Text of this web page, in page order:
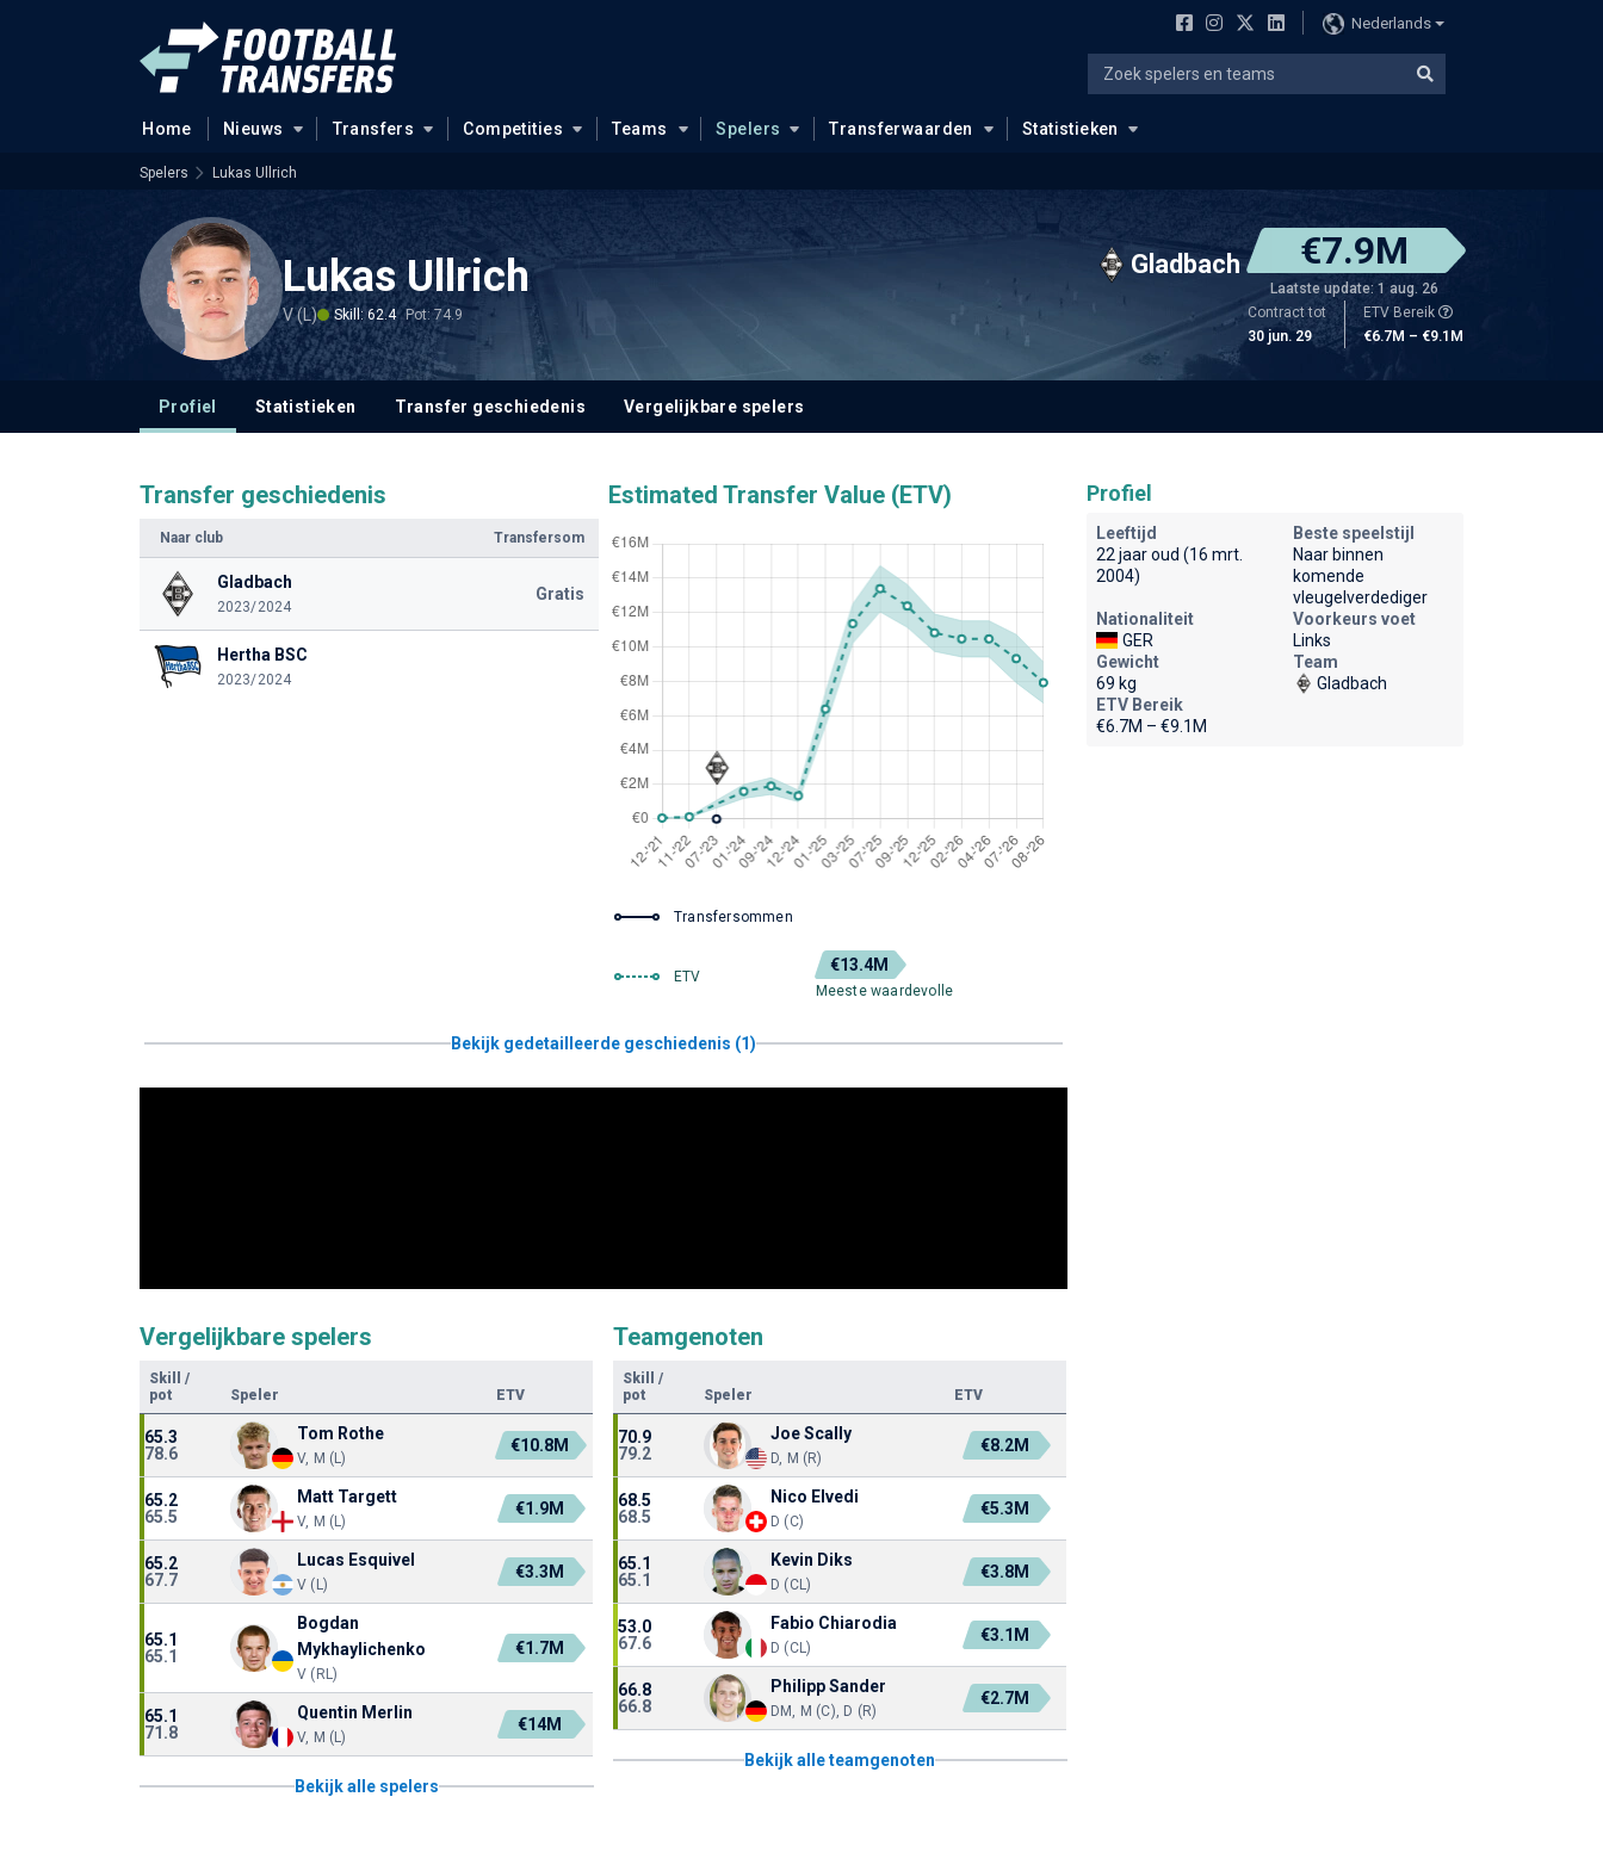
Nederlands
Home Nieuws Transfers Competities Teams Spelers Transferwaarden Statistieken
Spelers Lukas Ullrich
Lukas Ullrich
V (L) Skill: 62.4 Pot: 74.9
Gladbach €7.9M
Laatste update: 1 aug. 26
Contract tot
30 jun. 29
ETV Bereik
€6.7M – €9.1M
Profiel Statistieken Transfer geschiedenis Vergelijkbare spelers
Transfer geschiedenis
Naar club Transfersom
Gladbach
2023/2024
Gratis
Hertha BSC
2023/2024
Estimated Transfer Value (ETV)
Transfersommen
ETV
€13.4M
Meeste waardevolle
Bekijk gedetailleerde geschiedenis (1)
Vergelijkbare spelers
Skill
/
pot
Speler ETV
65.3
78.6
Tom Rothe
V, M (L)
€10.8M
65.2
65.5
Matt Targett
V, M (L)
€1.9M
65.2
67.7
Lucas Esquivel
V (L)
€3.3M
65.1
65.1
Bogdan
Mykhaylichenko
V (RL)
€1.7M
65.1
71.8
Quentin Merlin
V, M (L)
€14M
Bekijk alle spelers
Teamgenoten
Skill
/
pot
Speler ETV
70.9
79.2
Joe Scally
D, M (R)
€8.2M
68.5
68.5
Nico Elvedi
D (C)
€5.3M
65.1
65.1
Kevin Diks
D (CL)
€3.8M
53.0
67.6
Fabio Chiarodia
D (CL)
€3.1M
66.8
66.8
Philipp Sander
DM, M (C), D (R)
€2.7M
Bekijk alle teamgenoten
Profiel
Leeftijd
22 jaar oud (16 mrt.
2004)
Beste speelstijl
Naar binnen
komende
vleugelverdediger
Nationaliteit
GER
Voorkeurs voet
Links
Gewicht
69 kg
Team
Gladbach
ETV Bereik
€6.7M – €9.1M